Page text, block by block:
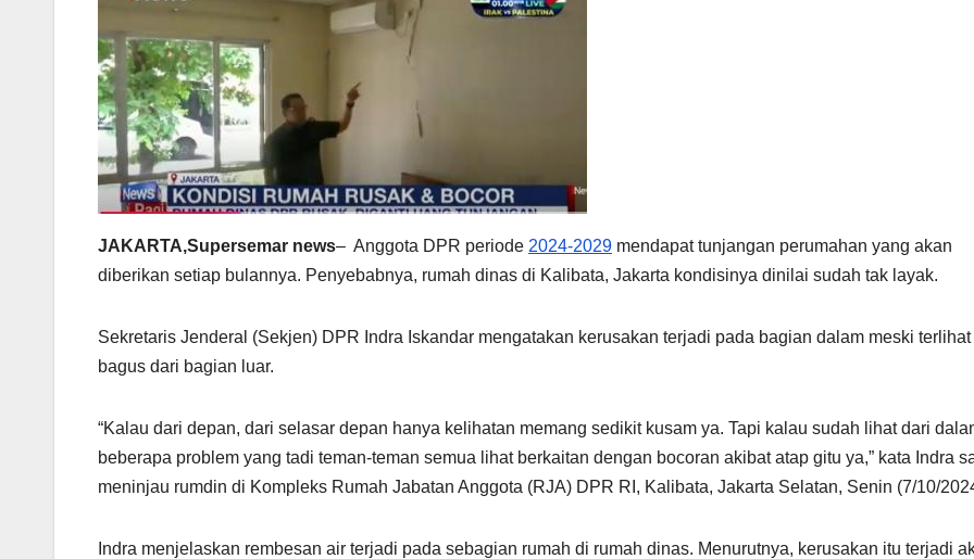
JAKARTA,Supersemar news– Anggota DPR periode 2024-2029 mendapat tunjangan perumahan yang akan
diberikan setiap bulannya. Penyebabnya, rumah dinas di Kalibata, Jakarta kondisinya dinilai sudah tak layak.
Sekretaris Jenderal (Sekjen) DPR Indra Iskandar mengatakan kerusakan terjadi pada bagian dalam meski terlihat
bagus dari bagian luar.
“Kalau dari depan, dari selasar depan hanya kelihatan memang sedikit kusam ya. Tapi kalau sudah lihat dari
beberapa problem yang tadi teman-teman semua lihat berkaitan dengan bocoran akibat atap gitu ya,” kata Indra
meninjau rumdin di Kompleks Rumah Jabatan Anggota (RJA) DPR RI, Kalibata, Jakarta Selatan, Senin (7/10/
Indra menjelaskan rembesan air terjadi pada sebagian rumah di rumah dinas. Menurutnya, kerusakan itu terjadi